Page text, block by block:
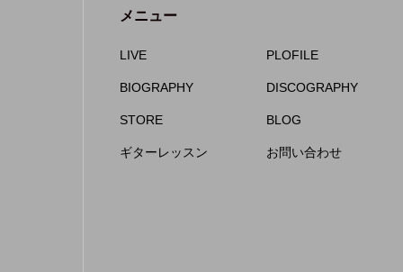
メニュー
LIVE PLOFILE
BIOGRAPHY DISCOGRAPHY
STORE BLOG
ギターレッスン お問い合わせ